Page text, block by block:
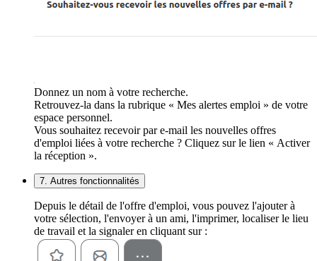
Donnez un nom à votre recherche.
Retrouvez-la dans la rubrique « Mes alertes emploi » de votre
espace personnel.
Vous souhaitez recevoir par e-mail les nouvelles offres
d'emploi liées à votre recherche ? Cliquez sur le lien « Activer
la réception ».
7. Autres fonctionnalités
Depuis le détail de l'offre d'emploi, vous pouvez l'ajouter à
votre sélection, l'envoyer à un ami, l'imprimer, localiser le lieu
de travail et la signaler en cliquant sur :